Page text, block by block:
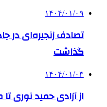
۱۴۰۴/۰۱/۰۹
گذاشت
۱۴۰۴/۰۱/۰۳
از آزادی حمید نوری